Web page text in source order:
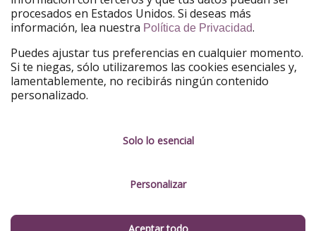
Nuestro grupo
HolidayPirates Group
Conócenos mejor
Sobre ViajerosPiratas
Sostenibilidad
Información legal
Gestionar servicios
procesados en Estados Unidos. Si deseas más
información, lea nuestra Política de Privacidad.
Puedes ajustar tus preferencias en cualquier momento.
Si te niegas, sólo utilizaremos las cookies esenciales y,
lamentablemente, no recibirás ningún contenido
personalizado.
Solo lo esencial
Personalizar